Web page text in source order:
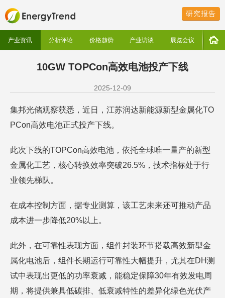
研究报告
产业资讯 分析评论 价格趋势 产业访谈 展览会议
10GW TOPCon高效电池投产下线
2025-12-09
集邦光储观察获悉，近日，江苏润达新能源新型金属化TO
PCon高效电池正式投产下线。
此次下线的TOPCon高效电池，依托全球唯一量产的新型
金属化工艺，核心转换效率突破26.5%，技术指标处于行
业领先梯队。
在成本控制方面，据专业测算，该工艺未来还可推动产品
成本进一步降低20%以上。
此外，在可靠性表现方面，组件封装环节搭载高效新型金
属化电池后，组件长期运行可靠性大幅提升，尤其在DH测
试中表现出更低的功率衰减，能稳定保障30年有效发电周
期，将提供兼具低碳排、低衰减特性的差异化绿色光伏产